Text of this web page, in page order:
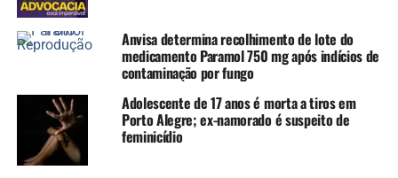
Em nota, a Secretaria Municipal de Saúde informou que
acompanha a execução dos protocolos e auxilia no
redirecionamento de gestantes entre 20 e 35 semanas de
gestação para outros hospitais, garantindo a
continuidade do atendimento. Já a Secretaria Estadual de
Saúde afirmou que também monitora a situação e está à
disposição para prestar apoio.
Anvisa determina recolhimento de lote do
medicamento Paramol 750 mg após indícios de
contaminação por fungo
Adolescente de 17 anos é morta a tiros em
Porto Alegre; ex-namorado é suspeito de
feminicídio